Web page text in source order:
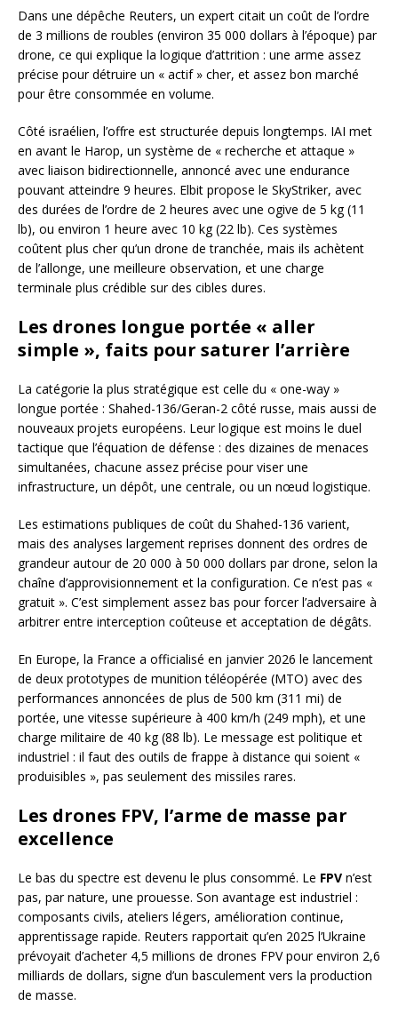
Dans une dépêche Reuters, un expert citait un coût de l’ordre
de 3 millions de roubles (environ 35 000 dollars à l’époque) par
drone, ce qui explique la logique d’attrition : une arme assez
précise pour détruire un « actif » cher, et assez bon marché
pour être consommée en volume.
Côté israélien, l’offre est structurée depuis longtemps. IAI met
en avant le Harop, un système de « recherche et attaque »
avec liaison bidirectionnelle, annoncé avec une endurance
pouvant atteindre 9 heures. Elbit propose le SkyStriker, avec
des durées de l’ordre de 2 heures avec une ogive de 5 kg (11
lb), ou environ 1 heure avec 10 kg (22 lb). Ces systèmes
coûtent plus cher qu’un drone de tranchée, mais ils achètent
de l’allonge, une meilleure observation, et une charge
terminale plus crédible sur des cibles dures.
Les drones longue portée « aller
simple », faits pour saturer l’arrière
La catégorie la plus stratégique est celle du « one-way »
longue portée : Shahed-136/Geran-2 côté russe, mais aussi de
nouveaux projets européens. Leur logique est moins le duel
tactique que l’équation de défense : des dizaines de menaces
simultanées, chacune assez précise pour viser une
infrastructure, un dépôt, une centrale, ou un nœud logistique.
Les estimations publiques de coût du Shahed-136 varient,
mais des analyses largement reprises donnent des ordres de
grandeur autour de 20 000 à 50 000 dollars par drone, selon la
chaîne d’approvisionnement et la configuration. Ce n’est pas «
gratuit ». C’est simplement assez bas pour forcer l’adversaire à
arbitrer entre interception coûteuse et acceptation de dégâts.
En Europe, la France a officialisé en janvier 2026 le lancement
de deux prototypes de munition téléopérée (MTO) avec des
performances annoncées de plus de 500 km (311 mi) de
portée, une vitesse supérieure à 400 km/h (249 mph), et une
charge militaire de 40 kg (88 lb). Le message est politique et
industriel : il faut des outils de frappe à distance qui soient «
produisibles », pas seulement des missiles rares.
Les drones FPV, l’arme de masse par
excellence
Le bas du spectre est devenu le plus consommé. Le FPV n’est
pas, par nature, une prouesse. Son avantage est industriel :
composants civils, ateliers légers, amélioration continue,
apprentissage rapide. Reuters rapportait qu’en 2025 l’Ukraine
prévoyait d’acheter 4,5 millions de drones FPV pour environ 2,6
milliards de dollars, signe d’un basculement vers la production
de masse.